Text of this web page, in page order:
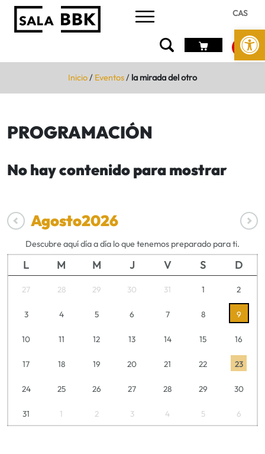
Abrir
CAS
Inicio/ Eventos/ la mirada del otro
PROGRAMACIÓN
No hay contenido para mostrar
Agosto2026
Descubre aquí día a día lo que tenemos preparado para ti.
L M M J V S D
27 28 29 30 31 1 2
3 4 5 6 7 8 9
10 11 12 13 14 15 16
17 18 19 20 21 22 23
24 25 26 27 28 29 30
31 1 2 3 4 5 6